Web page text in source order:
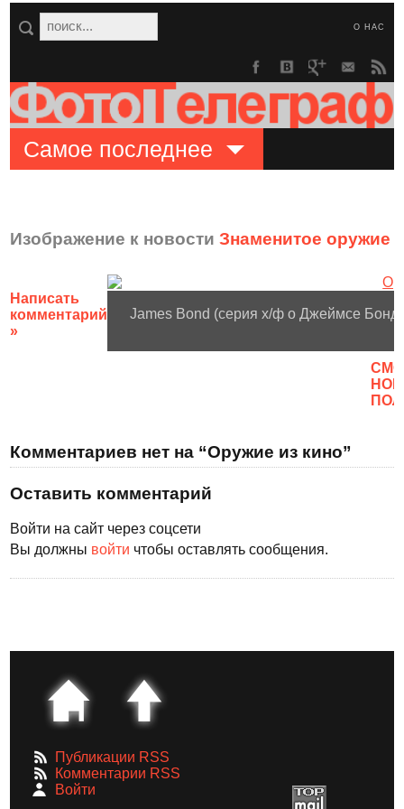
О НАС
Самое последнее
Изображение к новостиЗнаменитое оружие
Написать
комментарий
»
James Bond (серия х/ф о Джеймсе
Комментариев нет на “Оружие из кино”
Оставить комментарий
Войти на сайт через соцсети
Вы должны войти чтобы оставлять сообщения.
Публикации RSS
Комментарии RSS
Войти